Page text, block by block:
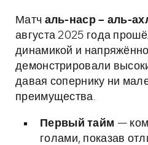
Матч аль-наср – аль-
августа 2025 года
динамикой и
демонстрировали
давая сопернику ни
преимущества.
Первый тайм —
голами, показав